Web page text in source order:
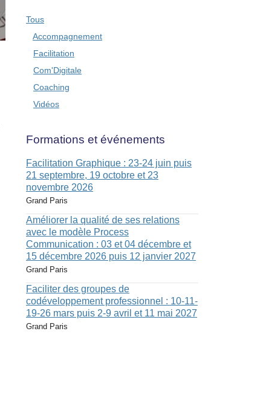
Tous
Accompagnement
Facilitation
Com'Digitale
Coaching
Vidéos
Formations et événements
Facilitation Graphique : 23-24 juin puis
21 septembre, 19 octobre et 23
novembre 2026
Grand Paris
Améliorer la qualité de ses relations
avec le modèle Process
Communication : 03 et 04 décembre et
15 décembre 2026 puis 12 janvier 2027
Grand Paris
Faciliter des groupes de
codéveloppement professionnel : 10-11-
19-26 mars puis 2-9 avril et 11 mai 2027
Grand Paris